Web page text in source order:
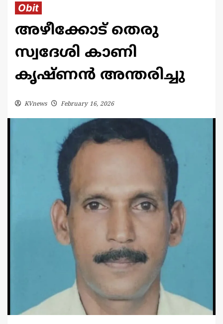
Obit
അഴീക്കോട് തെരു
സ്വദേശി കാണി
കൃഷ്ണൻ അന്തരിച്ചു
KVnews February 16, 2026